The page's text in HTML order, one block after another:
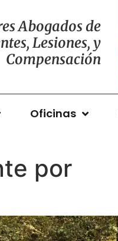
Abogados de
Lesiones, y
Compensación
Oficinas
por